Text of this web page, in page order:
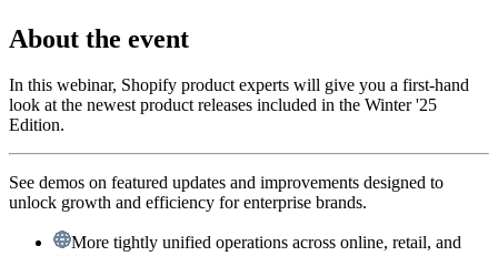
About the event
In this webinar, Shopify product experts will give you a first-hand
look at the newest product releases included in the Winter '25
Edition.
See demos on featured updates and improvements designed to
unlock growth and efficiency for enterprise brands.
More tightly unified operations across online, retail, and